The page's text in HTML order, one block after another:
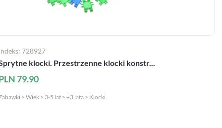
728927
klocki. Przestrzenne klocki konstr...
79.90
> Wiek > 3-5 lat > +3 lata > Klocki